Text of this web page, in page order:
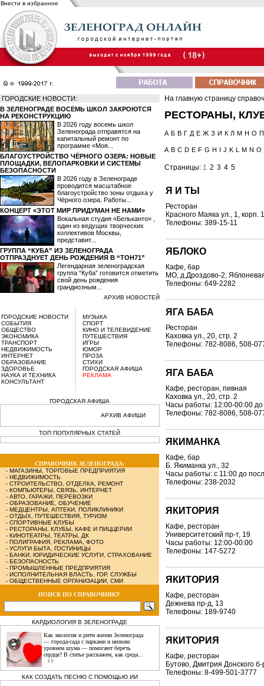
Внести в избранное
ГОРОДСКИЕ НОВОСТИ:
В ЗЕЛЕНОГРАДЕ ВОСЕМЬ ШКОЛ ЗАКРОЮТСЯ
НА РЕКОНСТРУКЦИЮ
В 2026 году восемь школ
Зеленограда отправятся на
капитальный ремонт по
программе «Моя...
БЛАГОУСТРОЙСТВО ЧЁРНОГО ОЗЕРА: НОВЫЕ
ПЛОЩАДКИ, ВЕЛОПАРКОВКИ И СИСТЕМЫ
БЕЗОПАСНОСТИ
В 2026 году в Зеленограде
проводится масштабное
благоустройство зоны отдыха у
Чёрного озера. Работы...
КОНЦЕРТ «ЭТОТ МИР ПРИДУМАН НЕ НАМИ»
Вокальная студия «Бельканто» ,
один из ведущих творческих
коллективов Москвы,
представит...
ГРУППА “КУБА” ИЗ ЗЕЛЕНОГРАДА
ОТПРАЗДНУЕТ ДЕНЬ РОЖДЕНИЯ В “ТОН71”
Легендарная зеленоградская
группа “Куба” готовится отметить
свой день рождения
грандиозным...
АРХИВ НОВОСТЕЙ
ГОРОДСКИЕ НОВОСТИ
СОБЫТИЯ
ОБЩЕСТВО
ЭКОНОМИКА
ТРАНСПОРТ
НЕДВИЖИМОСТЬ
ИНТЕРНЕТ
ОБРАЗОВАНИЕ
ЗДОРОВЬЕ
НАУКА И ТЕХНИКА
КОНСУЛЬТАНТ
МУЗЫКА
СПОРТ
КИНО И ТЕЛЕВИДЕНИЕ
ПУТЕШЕСТВИЯ
ИГРЫ
ЮМОР
ПРОЗА
СТИХИ
ГОРОДСКАЯ АФИША
РЕКЛАМА
ГОРОДСКАЯ АФИША
АРХИВ АФИШИ
ТОП ПОПУЛЯРНЫХ СТАТЕЙ
СПРАВОЧНИК ЗЕЛЕНОГРАДА:
- МАГАЗИНЫ, ТОРГОВЫЕ ПРЕДПРИЯТИЯ
- НЕДВИЖИМОСТЬ
- СТРОИТЕЛЬСТВО, ОТДЕЛКА, РЕМОНТ
- КОМПЬЮТЕРЫ, СВЯЗЬ, ИНТЕРНЕТ
- АВТО, ГАРАЖИ, ПЕРЕВОЗКИ
- ОБРАЗОВАНИЕ, ОБУЧЕНИЕ
- МЕДЦЕНТРЫ, АПТЕКИ, ПОЛИКЛИНИКИ
- ОТДЫХ, ПУТЕШЕСТВИЯ, ТУРИЗМ
- СПОРТИВНЫЕ КЛУБЫ
- РЕСТОРАНЫ, КЛУБЫ, КАФЕ И ПИЦЦЕРИИ
- КИНОТЕАТРЫ, ТЕАТРЫ, ДК
- ПОЛИГРАФИЯ, РЕКЛАМА, ФОТО
- УСЛУГИ БЫТА, ГОСТИНИЦЫ
- БАНКИ, ЮРИДИЧЕСКИЕ УСЛУГИ, СТРАХОВАНИЕ
- БЕЗОПАСНОСТЬ
- ПРОМЫШЛЕННЫЕ ПРЕДПРИЯТИЯ
- ИСПОЛНИТЕЛЬНАЯ ВЛАСТЬ, ГОР. СЛУЖБЫ
- ОБЩЕСТВЕННЫЕ ОРГАНИЗАЦИИ, СМИ
ПОИСК ПО СПРАВОЧНИКУ
КАРДИОЛОГИЯ В ЗЕЛЕНОГРАДЕ
Как экология и ритм жизни Зеленограда
— города‑сада с парками и низким
уровнем шума — помогают беречь
сердце? В статье расскажем, как среда...
КАК СОЗДАТЬ ПЕСНЮ С ПОМОЩЬЮ ИИ
На главную страницу
РЕСТОРАНЫ,
А Б В Г Д Е Ж З И К Л М Н О П
A B C D E F G H J K L M N O
Страницы: 1 2 3 4 5
Я И ТЫ
Ресторан
Красного Маяка ул., 1, корп. 1
Телефоны: 389-15-11
ЯБЛОКО
Кафе, бар
МО, д.Дроздово-2,
Телефоны: 649-2282
ЯГА БАБА
Ресторан
Каховка ул., 20, стр. 2
Телефоны: 782-8086, 508-
ЯГА БАБА
Кафе, ресторан, пивная
Каховка ул., 20, стр. 2
Часы работы: 12:00-00:00 до
Телефоны: 782-8086, 508-
ЯКИМАНКА
Кафе, бар
Б. Якиманка ул., 32
Часы работы: с 11:00 до
Телефоны: 238-2032
ЯКИТОРИЯ
Кафе, ресторан
Университетский пр-т, 19
Часы работы: 12:00-00:00
Телефоны: 147-5272
ЯКИТОРИЯ
Кафе, ресторан
Дежнева пр-д, 13
Телефоны: 189-9740
ЯКИТОРИЯ
Кафе, ресторан
Бутово, Дмитрия Донского б-
Телефоны: 8-499-501-3777